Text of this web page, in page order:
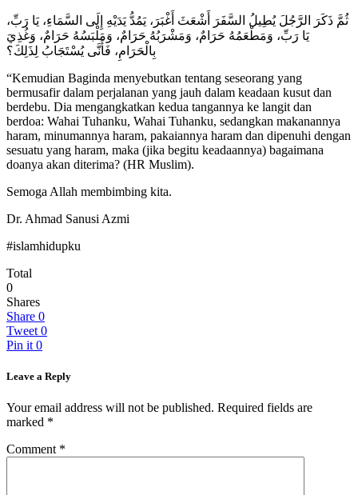
ثُمَّ ذَكَرَ الرَّجُلَ يُطِيلُ السَّفَرَ أَشْعَثَ أَغْبَرَ، يَمُدُّ يَدَيْهِ إِلَى السَّمَاءِ، يَا رَبِّ،
يَا رَبِّ، وَمَطْعَمُهُ حَرَامٌ، وَمَشْرَبُهُ حَرَامٌ، وَمَلْبَسُهُ حَرَامٌ، وَغُذِيَ
بِالْحَرَامِ، فَأَنَّى يُسْتَجَابُ لِذَلِكَ؟
“Kemudian Baginda menyebutkan tentang seseorang yang
bermusafir dalam perjalanan yang jauh dalam keadaan kusut dan
berdebu. Dia mengangkatkan kedua tangannya ke langit dan
berdoa: Wahai Tuhanku, Wahai Tuhanku, sedangkan makanannya
haram, minumannya haram, pakaiannya haram dan dipenuhi dengan
sesuatu yang haram, maka (jika begitu keadaannya) bagaimana
doanya akan diterima? (HR Muslim).
Semoga Allah membimbing kita.
Dr. Ahmad Sanusi Azmi
#islamhidupku
Total
0
Shares
Share 0
Tweet 0
Pin it 0
Leave a Reply
Your email address will not be published. Required fields are
marked *
Comment *